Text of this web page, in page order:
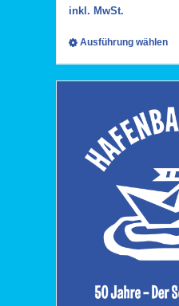
inkl. MwSt.
Ausführung wählen